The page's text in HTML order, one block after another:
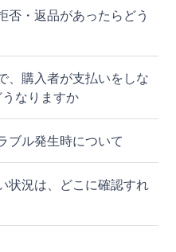
否・返品があったらどう
、購入者が支払いをしな
なりますか
ブル発生時について
状況は、どこに確認すれ